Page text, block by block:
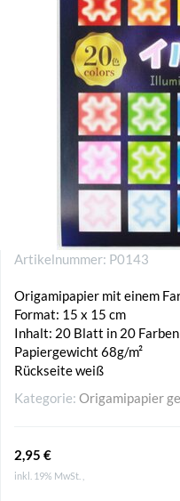
Artikelnummer: P0143
Origamipapier mit einem
Format: 15 x 15 cm
Inhalt: 20 Blatt in 20 Farben
Papiergewicht 68g/m²
Rückseite weiß
Kategorie: Origamipapier
2,95 €
inkl. 19% MwSt. ,